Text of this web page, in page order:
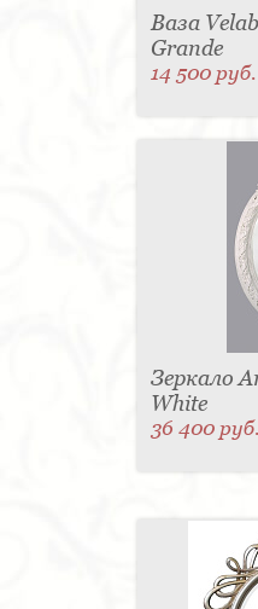
Ваза
Grande
14 500
Зеркало
White
36 400